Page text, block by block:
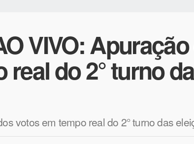
VIVO:
do 2° turno
votos em tempo real do 2° turno das